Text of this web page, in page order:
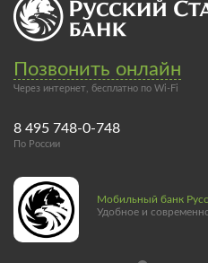
Позвонить онлайн
Через интернет, бесплатно по Wi-Fi
8 495 748-0-748
По России
Мобильный банк
Удобное и